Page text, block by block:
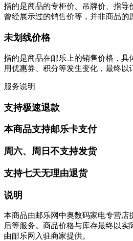
指的是商品的专柜价、吊牌价、指导
曾经展示过的销售价等，并非商品的
未划线价格
指的是商品在邮乐上的销售价格，具
用优惠券、积分等发生变化，最终以
服务说明
支持极速退款
本商品支持邮乐卡支付
周六、周日不支持发货
支持七天无理由退货
说明
本商品由邮乐网中奥数码家电专营店
后等服务。商品价格与库存最终以实
由邮乐网入驻商家提供。